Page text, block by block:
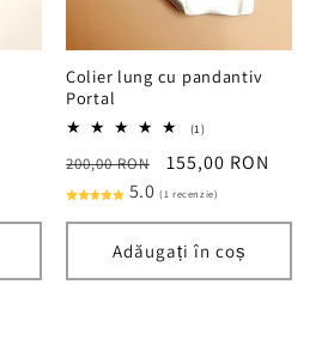
Colier lung cu pandantiv
Portal
(1)1
recenzii
Preț
obișnuit
200,00 RON
Preț
redus
155,00 RON
5.0 (1 recenzie)
Adăugați în coș